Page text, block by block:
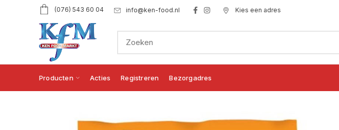
(076) 543 60 04 info@ken-food.nl Kies een adres
Producten Acties Registreren Bezorgadres